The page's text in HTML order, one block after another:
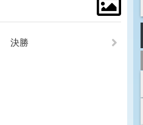
決勝